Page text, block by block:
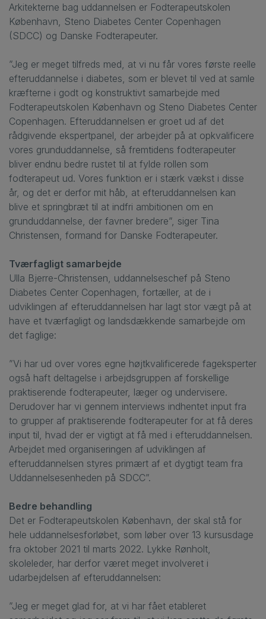
Arkitekterne bag uddannelsen er Fodterapeutskolen
København, Steno Diabetes Center Copenhagen
(SDCC) og Danske Fodterapeuter.
”Jeg er meget tilfreds med, at vi nu får vores første reelle
efteruddannelse i diabetes, som er blevet til ved at samle
kræfterne i godt og konstruktivt samarbejde med
Fodterapeutskolen København og Steno Diabetes Center
Copenhagen. Efteruddannelsen er groet ud af det
rådgivende ekspertpanel, der arbejder på at opkvalificere
vores grunduddannelse, så fremtidens fodterapeuter
bliver endnu bedre rustet til at fylde rollen som
fodterapeut ud. Vores funktion er i stærk vækst i disse
år, og det er derfor mit håb, at efteruddannelsen kan
blive et springbræt til at indfri ambitionen om en
grunduddannelse, der favner bredere”, siger Tina
Christensen, formand for Danske Fodterapeuter.
Tværfagligt samarbejde
Ulla Bjerre-Christensen, uddannelseschef på Steno
Diabetes Center Copenhagen, fortæller, at de i
udviklingen af efteruddannelsen har lagt stor vægt på at
have et tværfagligt og landsdækkende samarbejde om
det faglige:
”Vi har ud over vores egne højtkvalificerede fageksperter
også haft deltagelse i arbejdsgruppen af forskellige
praktiserende fodterapeuter, læger og undervisere.
Derudover har vi gennem interviews indhentet input fra
to grupper af praktiserende fodterapeuter for at få deres
input til, hvad der er vigtigt at få med i efteruddannelsen.
Arbejdet med organiseringen af udviklingen af
efteruddannelsen styres primært af et dygtigt team fra
Uddannelsesenheden på SDCC”.
Bedre behandling
Det er Fodterapeutskolen København, der skal stå for
hele uddannelsesforløbet, som løber over 13 kursusdage
fra oktober 2021 til marts 2022. Lykke Rønholt,
skoleleder, har derfor været meget involveret i
udarbejdelsen af efteruddannelsen:
”Jeg er meget glad for, at vi har fået etableret